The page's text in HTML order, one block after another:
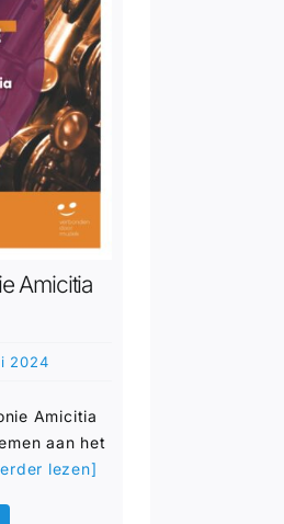
Amicitia
2024
Amicitia
aan het
lezen]